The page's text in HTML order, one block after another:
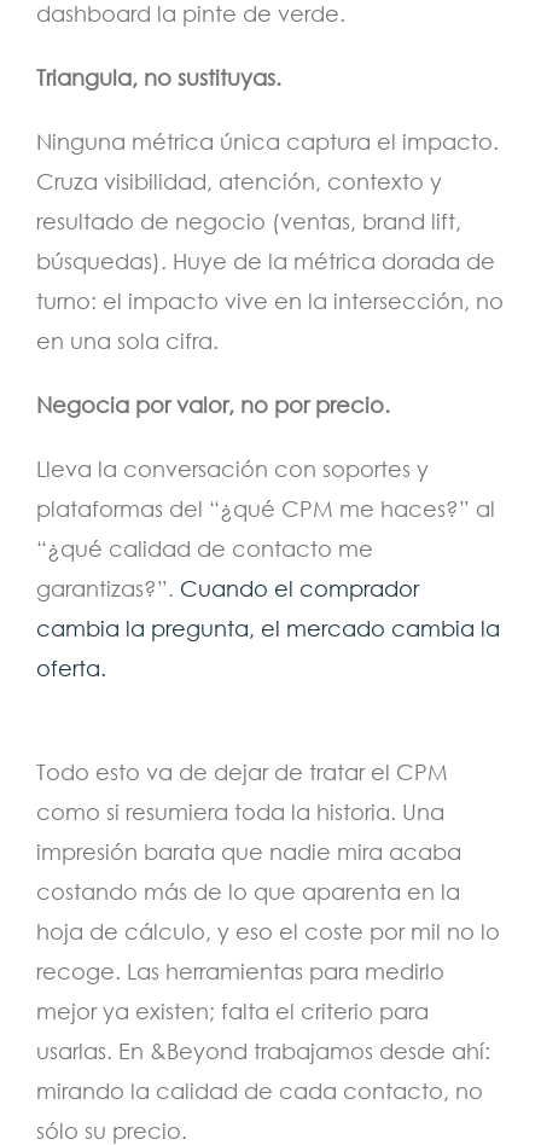
dashboard la pinte de verde.
Triangula, no sustituyas.
Ninguna métrica única captura el impacto.
Cruza visibilidad, atención, contexto y
resultado de negocio (ventas, brand lift,
búsquedas). Huye de la métrica dorada de
turno: el impacto vive en la intersección, no
en una sola cifra.
Negocia por valor, no por precio.
Lleva la conversación con soportes y
plataformas del “¿qué CPM me haces?” al
“¿qué calidad de contacto me
garantizas?”. Cuando el comprador
cambia la pregunta, el mercado cambia la
oferta.
Todo esto va de dejar de tratar el CPM
como si resumiera toda la historia. Una
impresión barata que nadie mira acaba
costando más de lo que aparenta en la
hoja de cálculo, y eso el coste por mil no lo
recoge. Las herramientas para medirlo
mejor ya existen; falta el criterio para
usarlas. En &Beyond trabajamos desde ahí:
mirando la calidad de cada contacto, no
sólo su precio.